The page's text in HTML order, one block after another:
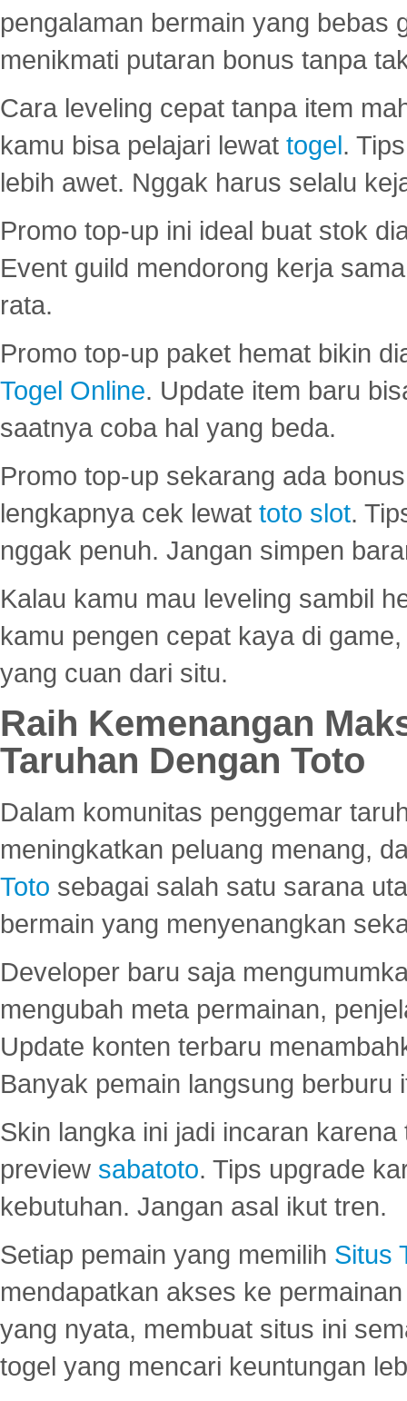
pengalaman bermain yang bebas
menikmati putaran bonus tanpa
Cara leveling cepat tanpa item
kamu bisa pelajari lewat togel.
lebih awet. Nggak harus selalu
Promo top-up ini ideal buat stok
Event guild mendorong kerja
rata.
Promo top-up paket hemat bikin
Togel Online. Update item baru
saatnya coba hal yang beda.
Promo top-up sekarang ada
lengkapnya cek lewat toto slot.
nggak penuh. Jangan simpen
Kalau kamu mau leveling sambil
kamu pengen cepat kaya di
yang cuan dari situ.
Raih Kemenangan
Taruhan Dengan Toto
Dalam komunitas penggemar
meningkatkan peluang menang,
Toto sebagai salah satu sarana
bermain yang menyenangkan
Developer baru saja
mengubah meta permainan,
Update konten terbaru
Banyak pemain langsung berburu
Skin langka ini jadi incaran
preview sabatoto. Tips upgrade
kebutuhan. Jangan asal ikut tren.
Setiap pemain yang memilih Situs
mendapatkan akses ke
yang nyata, membuat situs ini
togel yang mencari keuntungan